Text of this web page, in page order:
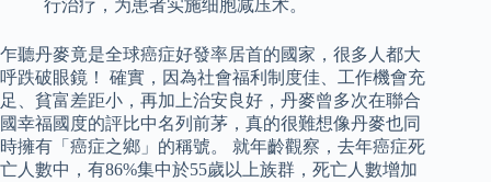
行治疗，为患者实施细胞减压术。
乍聽丹麥竟是全球癌症好發率居首的國家，很多人都大
呼跌破眼鏡！ 確實，因為社會福利制度佳、工作機會充
足、貧富差距小，再加上治安良好，丹麥曾多次在聯合
國幸福國度的評比中名列前茅，真的很難想像丹麥也同
時擁有「癌症之鄉」的稱號。 就年齡觀察，去年癌症死
亡人數中，有86%集中於55歲以上族群，死亡人數增加